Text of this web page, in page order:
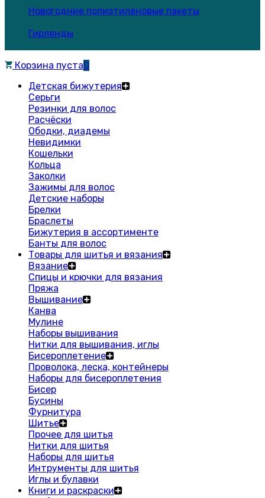
Новогодние полиэтиленовые пакеты
Гирлянды
Корзина пуста0
Детская бижутерия
Серьги
Резинки для волос
Расчёски
Ободки, диадемы
Невидимки
Кошельки
Кольца
Заколки
Зажимы для волос
Детские наборы
Брелки
Браслеты
Бижутерия в ассортименте
Банты для волос
Товары для шитья и вязания
Вязание
Спицы и крючки для вязания
Пряжа
Вышивание
Канва
Мулине
Наборы вышивания
Нитки для вышивания, иглы
Бисероплетение
Проволока, леска, контейнеры
Наборы для бисероплетения
Бисер
Бусины
Фурнитура
Шитье
Прочее для шитья
Нитки для шитья
Наборы для шитья
Интрументы для шитья
Иглы и булавки
Книги и раскраски